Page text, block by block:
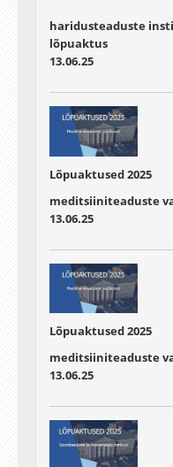
haridusteaduste
lõpuaktus
13.06.25
Lõpuaktused 2025
meditsiiniteaduste
13.06.25
Lõpuaktused 2025
meditsiiniteaduste
13.06.25